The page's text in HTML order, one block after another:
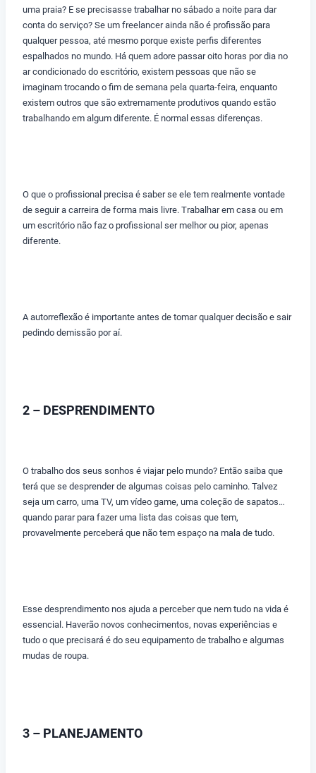
uma praia? E se precisasse trabalhar no sábado a noite para dar
conta do serviço? Se um freelancer ainda não é profissão para
qualquer pessoa, até mesmo porque existe perfis diferentes
espalhados no mundo. Há quem adore passar oito horas por dia no
ar condicionado do escritório, existem pessoas que não se
imaginam trocando o fim de semana pela quarta-feira, enquanto
existem outros que são extremamente produtivos quando estão
trabalhando em algum diferente. É normal essas diferenças.
O que o profissional precisa é saber se ele tem realmente vontade
de seguir a carreira de forma mais livre. Trabalhar em casa ou em
um escritório não faz o profissional ser melhor ou pior, apenas
diferente.
A autorreflexão é importante antes de tomar qualquer decisão e sair
pedindo demissão por aí.
2 – DESPRENDIMENTO
O trabalho dos seus sonhos é viajar pelo mundo? Então saiba que
terá que se desprender de algumas coisas pelo caminho. Talvez
seja um carro, uma TV, um vídeo game, uma coleção de sapatos…
quando parar para fazer uma lista das coisas que tem,
provavelmente perceberá que não tem espaço na mala de tudo.
Esse desprendimento nos ajuda a perceber que nem tudo na vida é
essencial. Haverão novos conhecimentos, novas experiências e
tudo o que precisará é do seu equipamento de trabalho e algumas
mudas de roupa.
3 – PLANEJAMENTO